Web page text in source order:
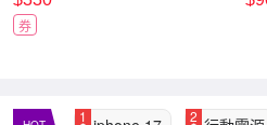
品,日本平輸)
券
1 2